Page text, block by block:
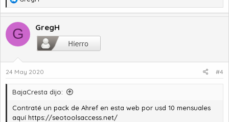
e
c
i
n
e
:
G GregH
24 May 2020 #4
BajaCresta dijo:
Contraté un pack de Ahref en esta web por usd 10 mensuales
aquí https://seotoolsaccess.net/